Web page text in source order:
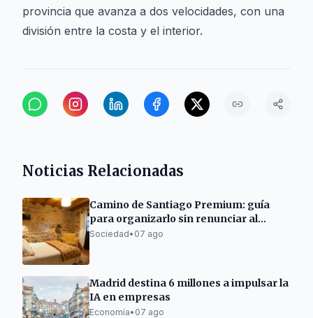
provincia que avanza a dos velocidades, con una
división entre la costa y el interior.
Noticias Relacionadas
Camino de Santiago Premium: guía
para organizarlo sin renunciar al
descanso
Sociedad• 07 ago
Madrid destina 6 millones a impulsar la
IA en empresas
Economía• 07 ago